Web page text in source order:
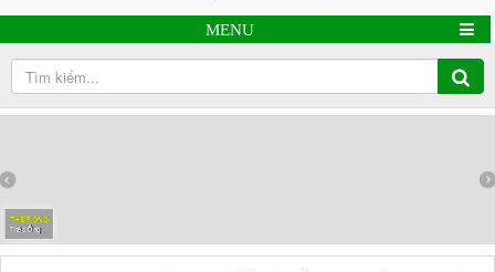
MENU
THÉP ỐNG
Thép Ống